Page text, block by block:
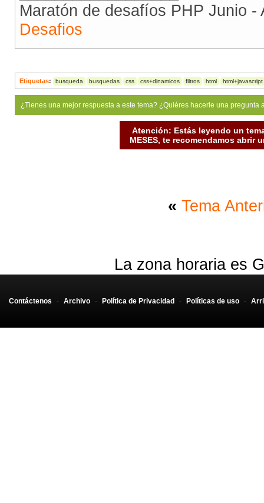
Maratón de desafíos PHP Junio
Desafios
Etiquetas: busqueda busquedas css css+dinamicos filtros html html+javascript
¿Tienes una mejor respuesta a este tema? ¿Quiéres hacerle una
Atención: Estás leyendo un
MESES, te recomendamos abrir
« Tema
La zona horaria es
Contáctenos - Archivo - Política de Privacidad - Políticas de uso -